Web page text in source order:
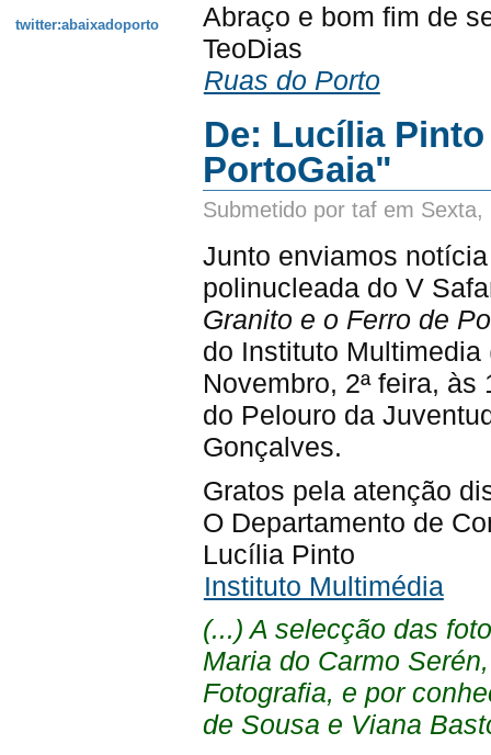
Abraço e bom fim de
TeoDias
Ruas do Porto
De: Lucília
PortoGaia"
Submetido por taf em Sexta,
Junto enviamos
polinucleada do V
Granito e o Ferro de
do Instituto Multimedia
Novembro, 2ª feira,
do Pelouro da
Gonçalves.
Gratos pela atenção
O Departamento de
Lucília Pinto
Instituto Multimédia
(...) A selecção das
Maria do Carmo
Fotografia, e por
de Sousa e Viana
twitter:abaixadoporto